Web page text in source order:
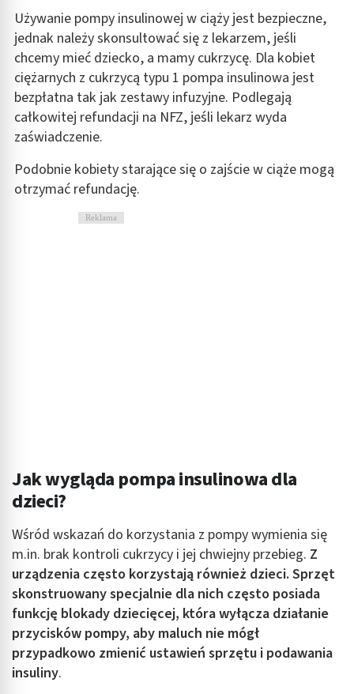
Używanie pompy insulinowej w ciąży jest bezpieczne,
jednak należy skonsultować się z lekarzem, jeśli
chcemy mieć dziecko, a mamy cukrzycę. Dla kobiet
ciężarnych z cukrzycą typu 1 pompa insulinowa jest
bezpłatna tak jak zestawy infuzyjne. Podlegają
całkowitej refundacji na NFZ, jeśli lekarz wyda
zaświadczenie.
Podobnie kobiety starające się o zajście w ciąże mogą
otrzymać refundację.
Reklama
Jak wygląda pompa insulinowa dla
dzieci?
Wśród wskazań do korzystania z pompywymienia się
m.in. brak kontroli cukrzycy i jej chwiejny przebieg. Z
urządzenia często korzystają również dzieci. Sprzęt
skonstruowany specjalnie dla nich często posiada
funkcję blokady dziecięcej, która wyłącza działanie
przycisków pompy, aby maluch nie mógł
przypadkowo zmienić ustawień sprzętu i podawania
insuliny.